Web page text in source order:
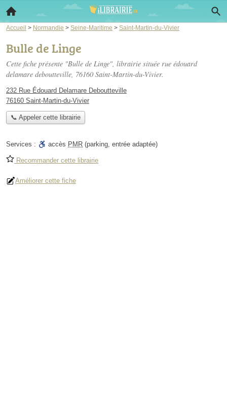
Accueil > Normandie > Seine-Maritime > Saint-Martin-du-Vivier
Bulle de Linge
Cette fiche présente "Bulle de Linge", librairie située rue édouard
delamare deboutteville, 76160 Saint-Martin-du-Vivier.
232 Rue Édouard Delamare Deboutteville
76160 Saint-Martin-du-Vivier
📞 Appeler cette librairie
Services : accès PMR (parking, entrée adaptée)
Recommander cette librairie
Améliorer cette fiche